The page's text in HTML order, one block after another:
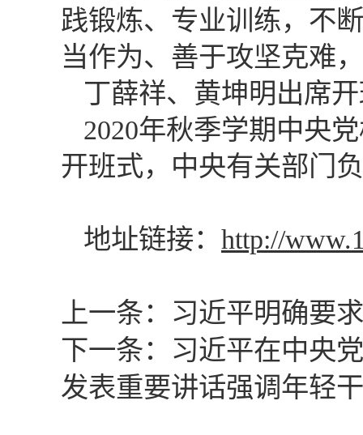
践锻炼、专业训练，不
当作为、善于攻坚克难
丁薛祥、黄坤明出席
2020年秋季学期中央
开班式，中央有关部门
地址链接： http://
上一条： 习近平明确要
下一条： 习近平在中央
发表重要讲话强调年轻